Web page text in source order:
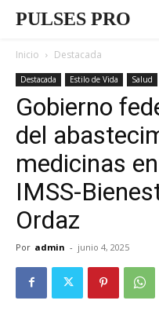
PULSES PRO
Inicio Destacada
Destacada Estilo de Vida Salud
Gobierno
del
medicinas
IMSS-
Ordaz
Por admin - junio 4, 2025